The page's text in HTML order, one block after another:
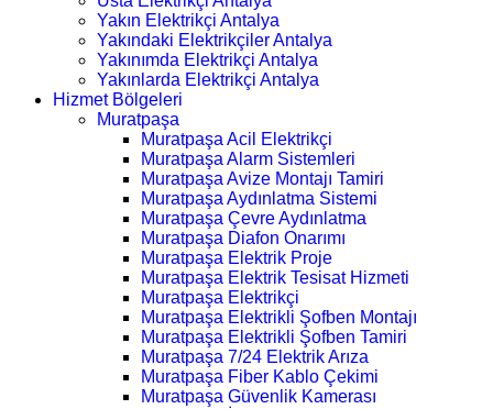
Yakın Elektrikçi Antalya
Yakındaki Elektrikçiler Antalya
Yakınımda Elektrikçi Antalya
Yakınlarda Elektrikçi Antalya
Hizmet Bölgeleri
Muratpaşa
Muratpaşa Acil Elektrikçi
Muratpaşa Alarm Sistemleri
Muratpaşa Avize Montajı Tamiri
Muratpaşa Aydınlatma Sistemi
Muratpaşa Çevre Aydınlatma
Muratpaşa Diafon Onarımı
Muratpaşa Elektrik Proje
Muratpaşa Elektrik Tesisat Hizmeti
Muratpaşa Elektrikçi
Muratpaşa Elektrikli Şofben Montajı
Muratpaşa Elektrikli Şofben Tamiri
Muratpaşa 7/24 Elektrik Arıza
Muratpaşa Fiber Kablo Çekimi
Muratpaşa Güvenlik Kamerası